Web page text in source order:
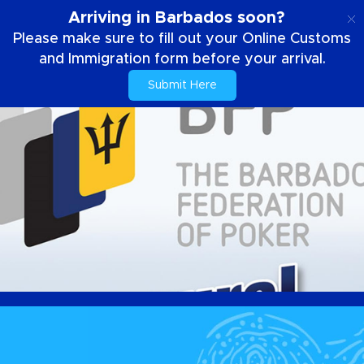
Arriving in Barbados soon?
Please make sure to fill out your Online Customs
and Immigration form before your arrival.
Submit Here